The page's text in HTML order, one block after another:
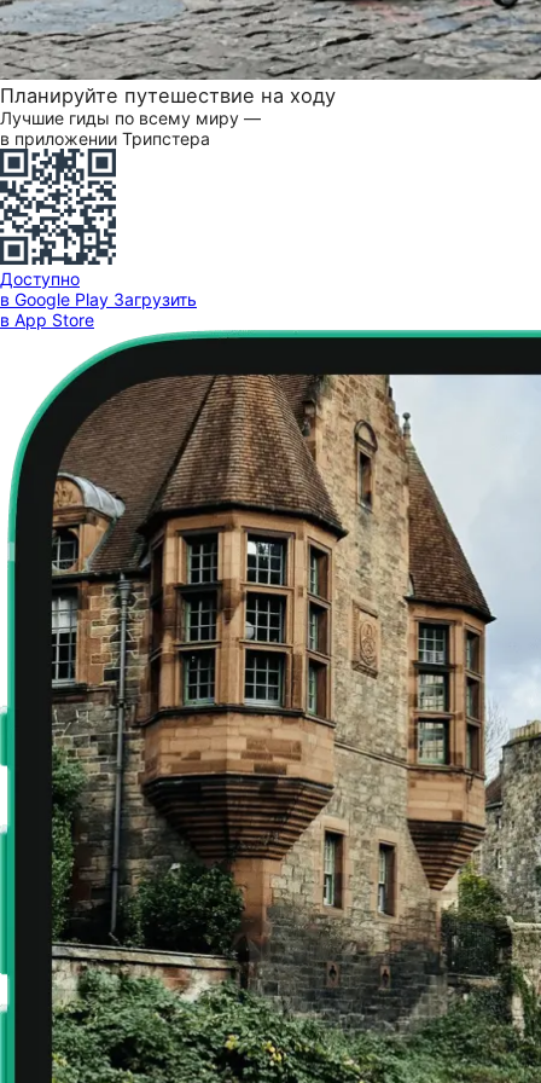
Планируйте путешествие на ходу
Лучшие гиды по всему миру —
в приложении Трипстера
Доступно
в Google Play Загрузить
в App Store